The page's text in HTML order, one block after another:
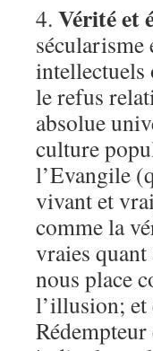
4. Vérité et
intellectuels
le refus
absolue
culture
l’Evangile
vivant et
comme la
vraies
nous place
l’illusion; et